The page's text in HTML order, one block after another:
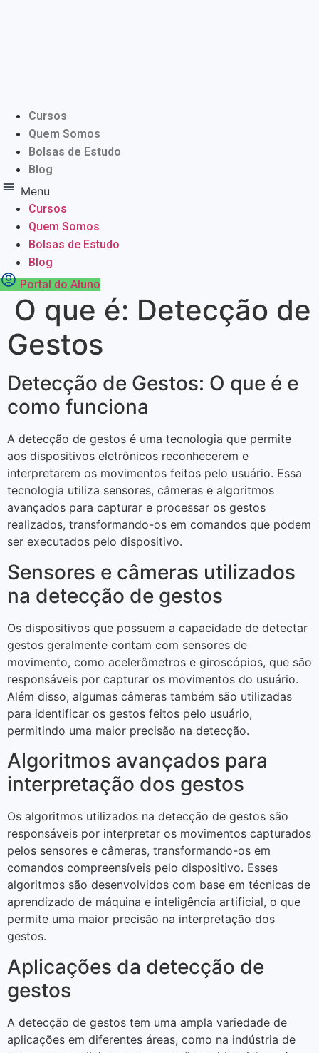
Cursos
Quem Somos
Bolsas de Estudo
Blog
Menu
Cursos
Quem Somos
Bolsas de Estudo
Blog
Portal do Aluno
O que é: Detecção de
Gestos
Detecção de Gestos: O que é e
como funciona
A detecção de gestos é uma tecnologia que permite
aos dispositivos eletrônicos reconhecerem e
interpretarem os movimentos feitos pelo usuário. Essa
tecnologia utiliza sensores, câmeras e algoritmos
avançados para capturar e processar os gestos
realizados, transformando-os em comandos que podem
ser executados pelo dispositivo.
Sensores e câmeras utilizados
na detecção de gestos
Os dispositivos que possuem a capacidade de detectar
gestos geralmente contam com sensores de
movimento, como acelerômetros e giroscópios, que são
responsáveis por capturar os movimentos do usuário.
Além disso, algumas câmeras também são utilizadas
para identificar os gestos feitos pelo usuário,
permitindo uma maior precisão na detecção.
Algoritmos avançados para
interpretação dos gestos
Os algoritmos utilizados na detecção de gestos são
responsáveis por interpretar os movimentos capturados
pelos sensores e câmeras, transformando-os em
comandos compreensíveis pelo dispositivo. Esses
algoritmos são desenvolvidos com base em técnicas de
aprendizado de máquina e inteligência artificial, o que
permite uma maior precisão na interpretação dos
gestos.
Aplicações da detecção de
gestos
A detecção de gestos tem uma ampla variedade de
aplicações em diferentes áreas, como na indústria de